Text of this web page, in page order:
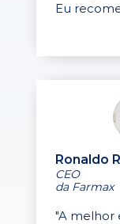
Eu
Ronaldo
CEO
da Farmax
"A melhor